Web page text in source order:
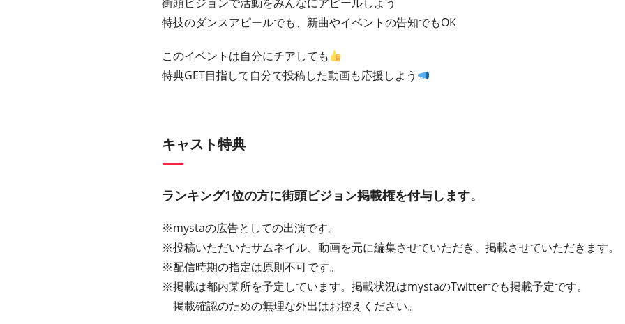
特技のダンスアピールでも、新曲やイベントの告知でもOK
このイベントは自分にチアしても
特典GET目指して自分で投稿した動画も応援しよう
キャスト特典
ランキング1位の方に街頭ビジョン掲載権を付与します。
※mystaの広告としての出演です。
※投稿いただいたサムネイル、動画を元に編集させていただき、掲載させていただきます。
※配信時期の指定は原則不可です。
※掲載は都内某所を予定しています。掲載状況はmystaのTwitterでも掲載予定です。
掲載確認のための無理な外出はお控えください。